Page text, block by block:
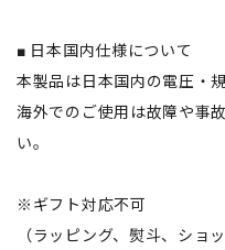
■ 日本国内仕様について
本製品は日本国内の電圧・
海外でのご使用は故障や事
い。
※ギフト対応不可
（ラッピング、熨斗、ショ